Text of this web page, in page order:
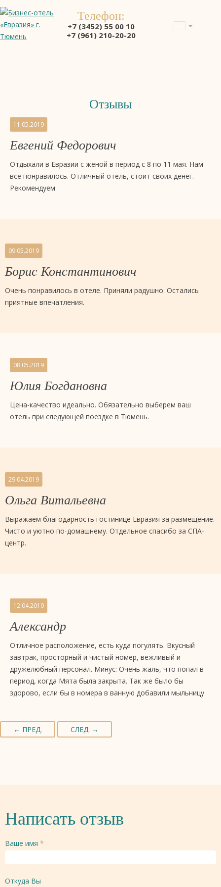
Телефон:
+7 (3452) 55 00 10
+7 (961) 210-20-20
Отзывы
Отзывы
на
бизнес-
отель
звезды
11.05.2019
Евгений Федорович
Отдыхали в Евразии с женой в период с 8 по 11 мая. Нам
всё понравилось. Отличный отель, стоит своих денег.
Рекомендуем
09.05.2019
Борис Константинович
Очень понравилось в отеле. Приняли радушно. Остались
приятные впечатления.
08.05.2019
Юлия Богдановна
Цена-качество идеально. Обязательно выберем ваш
отель при следующей поездке в Тюмень.
29.04.2019
Ольга Витальевна
Выражаем благодарность гостинице Евразия за размещение.
Чисто и уютно по-домашнему. Отдельное спасибо за СПА-
центр.
12.04.2019
Александр
Отличное расположение, есть куда погулять. Вкусный
завтрак, просторный и чистый номер, вежливый и
дружелюбный персонал. Минус: Очень жаль, что попал в
период, когда Мята была закрыта. Так же было бы
здорово, если бы в номера в ванную добавили мыльницу
← ПРЕД. СЛЕД. →
Написать отзыв
Ваше имя *
Откуда Вы